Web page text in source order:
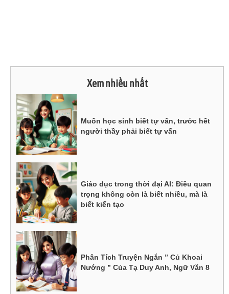
Xem nhiều nhất
Muốn học sinh biết tự vấn, trước hết
người thầy phải biết tự vấn
Giáo dục trong thời đại AI: Điều quan
trọng không còn là biết nhiều, mà là
biết kiến tạo
Phân Tích Truyện Ngắn ” Củ Khoai
Nướng ” Của Tạ Duy Anh, Ngữ Văn 8